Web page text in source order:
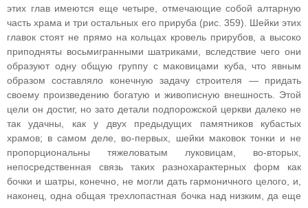
этих глав имеются еще четыре, отмечающие собой алтарную
часть храма и три остальных его прируба (рис. 359). Шейки этих
главок стоят не прямо на кольцах кровель прирубов, а высоко
приподняты восьмигранными шатриками, вследствие чего они
образуют одну общую группу с маковицами куба, что явным
образом составляло конечную задачу строителя — придать
своему произведению богатую и живописную внешность. Этой
цели он достиг, но зато детали подпорожской церкви далеко не
так удачны, как у двух предыдущих памятников кубастых
храмов; в самом деле, во-первых, шейки маковок тонки и не
пропорциональны тяжеловатым луковицам, во-вторых,
непосредственная связь таких разнохарактерных форм как
бочки и шатры, конечно, не могли дать гармоничного целого, и,
наконец, одна общая трехлопастная бочка над низким, да еще